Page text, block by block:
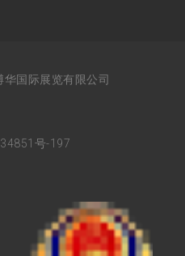
国际展览有限公司
号-197